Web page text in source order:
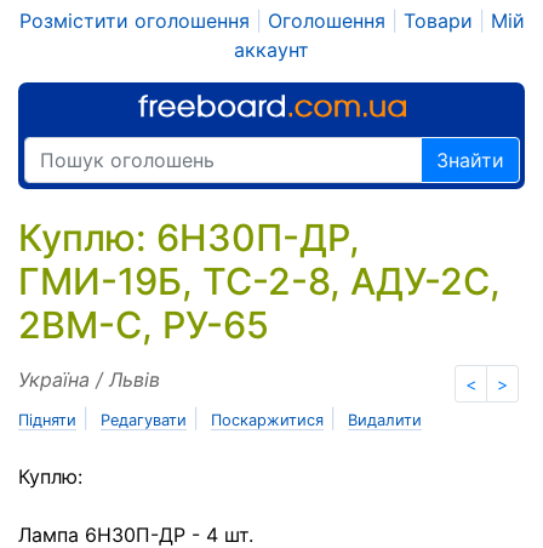
Розмістити оголошення Оголошення Товари
Мій
аккаунт
Знайти
Куплю: 6Н30П-ДР,
ГМИ-19Б, ТС-2-8, АДУ-2С,
2ВМ-С, РУ-65
< >
Україна / Львів
Підняти Редагувати Поскаржитися Видалити
Куплю:
Лампа 6Н30П-ДР - 4 шт.